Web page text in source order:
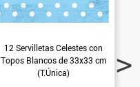
12 Servilletas Celestes con
Topos Blancos de 33x33 cm
(T.Única)